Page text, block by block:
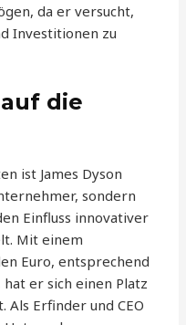
da er versucht,
Investitionen zu
die
ist James Dyson
sondern
Einfluss innovativer
Mit einem
Euro, entsprechend
er sich einen Platz
Erfinder und CEO